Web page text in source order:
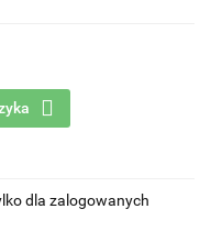
dla zalogowanych